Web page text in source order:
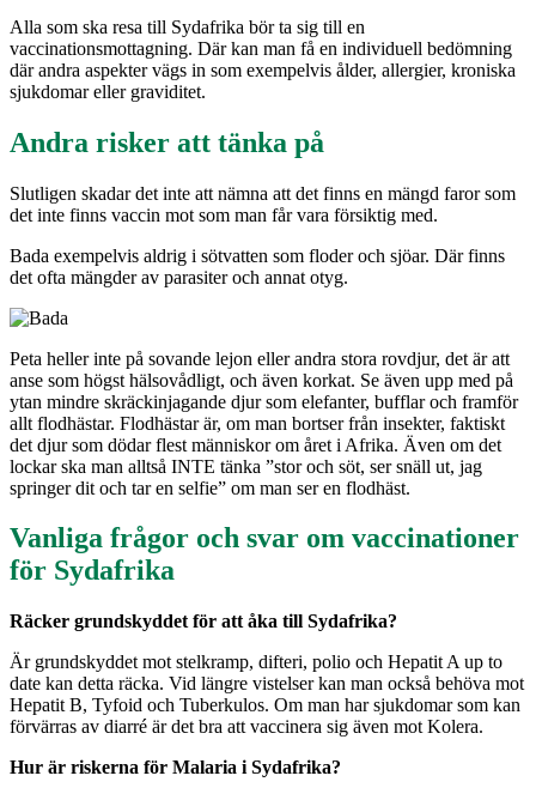
Alla som ska resa till Sydafrika bör ta sig till en
vaccinationsmottagning. Där kan man få en individuell bedömning
där andra aspekter vägs in som exempelvis ålder, allergier, kroniska
sjukdomar eller graviditet.
Andra risker att tänka på
Slutligen skadar det inte att nämna att det finns en mängd faror som
det inte finns vaccin mot som man får vara försiktig med.
Bada exempelvis aldrig i sötvatten som floder och sjöar. Där finns
det ofta mängder av parasiter och annat otyg.
Peta heller inte på sovande lejon eller andra stora rovdjur, det är att
anse som högst hälsovådligt, och även korkat. Se även upp med på
ytan mindre skräckinjagande djur som elefanter, bufflar och framför
allt flodhästar. Flodhästar är, om man bortser från insekter, faktiskt
det djur som dödar flest människor om året i Afrika. Även om det
lockar ska man alltså INTE tänka ”stor och söt, ser snäll ut, jag
springer dit och tar en selfie” om man ser en flodhäst.
Vanliga frågor och svar om vaccinationer
för Sydafrika
Räcker grundskyddet för att åka till Sydafrika?
Är grundskyddet mot stelkramp, difteri, polio och Hepatit A up to
date kan detta räcka. Vid längre vistelser kan man också behöva mot
Hepatit B, Tyfoid och Tuberkulos. Om man har sjukdomar som kan
förvärras av diarré är det bra att vaccinera sig även mot Kolera.
Hur är riskerna för Malaria i Sydafrika?